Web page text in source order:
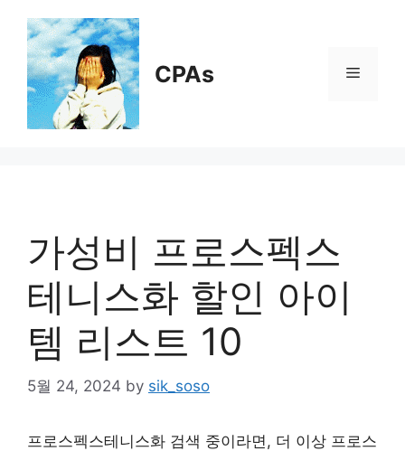
content
CPAs Menu
가성비 프로스펙스
테니스화 할인 아이
템 리스트 10
5월 24, 2024 by sik_soso
프로스펙스테니스화 검색 중이라면, 더 이상 프로스